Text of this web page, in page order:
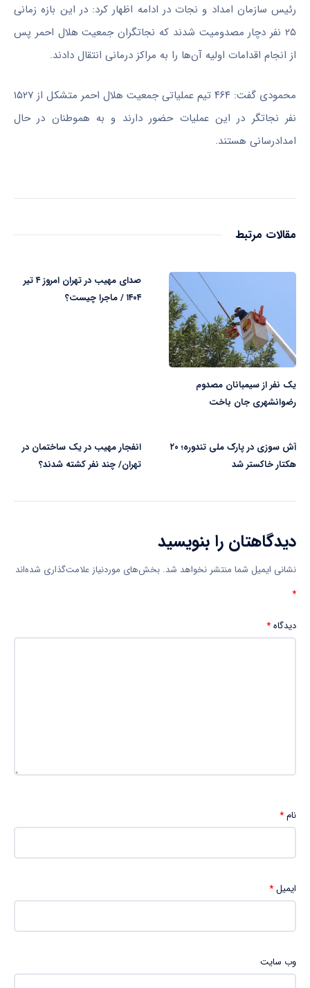
رئیس سازمان امداد و نجات در ادامه اظهار کرد: در این بازه زمانی
۲۵ نفر دچار مصدومیت شدند که
نجاتگرانجمعیت هلال احمر پس
از انجام اقدامات اولیه آن‌ها را به مراکز درمانی انتقال دادند.
محمودی گفت: ۴۶۴ تیم عملیاتی جمعیت هلال احمر متشکل از ۱۵۲۷
نفر نجاتگر در این عملیات حضور دارند و به هموطنان در حال
امدادرسانی هستند.
مقالات مرتبط
یک نفر از سیمبانان مصدوم
رضوانشهری جان باخت
صدای مهیب در تهران امروز ۴ تیر
۱۴۰۴ / ماجرا چیست؟
آش سوزی در پارک ملی تندوره؛ ۲۰
هکتار خاکستر شد
انفجار مهیب در یک ساختمان در
تهران/ چند نفر کشته شدند؟
دیدگاهتان را بنویسید
نشانی ایمیل شما منتشر نخواهد شد. بخش‌های موردنیاز علامت‌گذاری شده‌اند
*
دیدگاه*
نام*
ایمیل*
وب‌ سایت